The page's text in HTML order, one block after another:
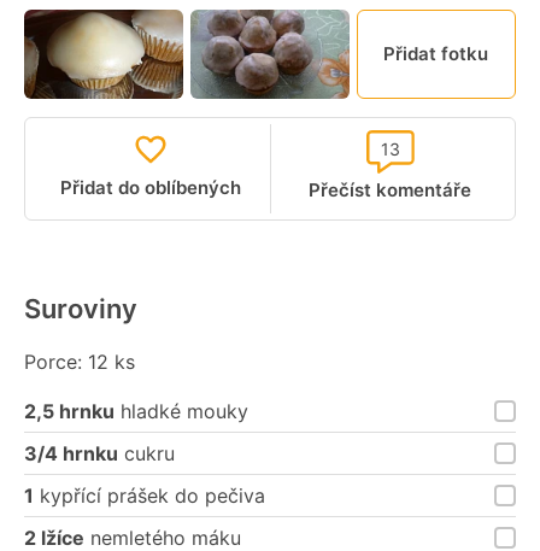
Přidat fotku
Přidat do oblíbených Přečíst komentáře
13
Suroviny
Porce: 12 ks
2,5 hrnku hladké mouky
3/4 hrnku cukru
1 kypřící prášek do pečiva
2 lžíce nemletého máku